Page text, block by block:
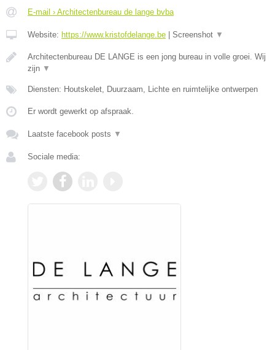
E-mail › Architectenbureau de lange bvba
Website: https://www.kristofdelange.be Screenshot ▼
Architectenbureau DE LANGE is een jong bureau in volle groei. Wij
zijn ▼
Diensten: Houtskelet, Duurzaam, Lichte en ruimtelijke ontwerpen
Er wordt gewerkt op afspraak.
Laatste facebook posts ▼
Sociale media: